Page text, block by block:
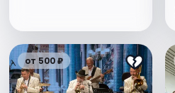
от 500 ₽